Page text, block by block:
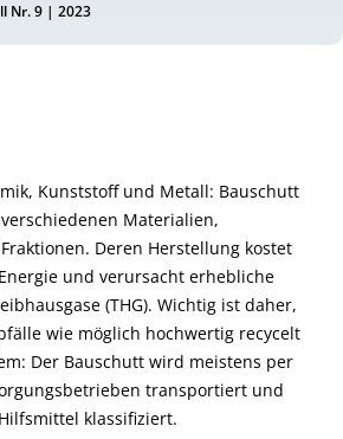
Nr. 9 | 2023
Kunststoff und Metall: Bauschutt
Materialien,
Deren Herstellung kostet
und verursacht erhebliche
(THG). Wichtig ist daher,
wie möglich hochwertig recycelt
Der Bauschutt wird meistens per
transportiert und
klassifiziert.